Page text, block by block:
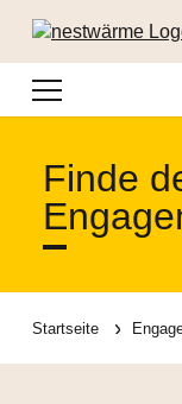
Navigation
Finde
Startseite